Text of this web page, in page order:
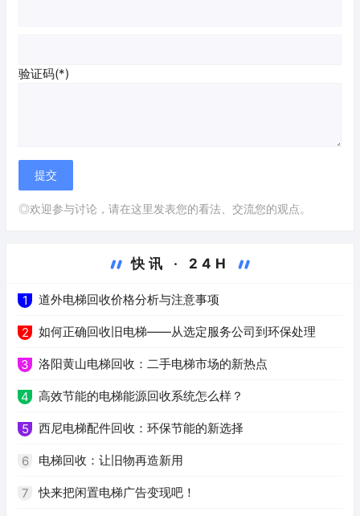
验证码(*)
◎欢迎参与讨论，请在这里发表您的看法、交流您的观点。
快讯 · 24H
1 道外电梯回收价格分析与注意事项
2 如何正确回收旧电梯——从选定服务公司到环保处理
3 洛阳黄山电梯回收：二手电梯市场的新热点
4 高效节能的电梯能源回收系统怎么样？
5 西尼电梯配件回收：环保节能的新选择
6 电梯回收：让旧物再造新用
7 快来把闲置电梯广告变现吧！